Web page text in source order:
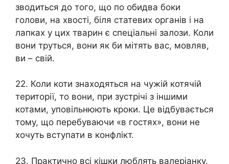
зводиться до того, що по обидва боки
голови, на хвості, біля статевих органів і на
лапках у цих тварин є спеціальні залози. Коли
вони труться, вони як би мітять вас, мовляв,
ви – свій.
22. Коли коти знаходяться на чужій котячій
території, то вони, при зустрічі з іншими
котами, уповільнюють кроки. Це відбувається
тому, що перебуваючи «в гостях», вони не
хочуть вступати в конфлікт.
23. Практично всі кішки люблять валеріанку.